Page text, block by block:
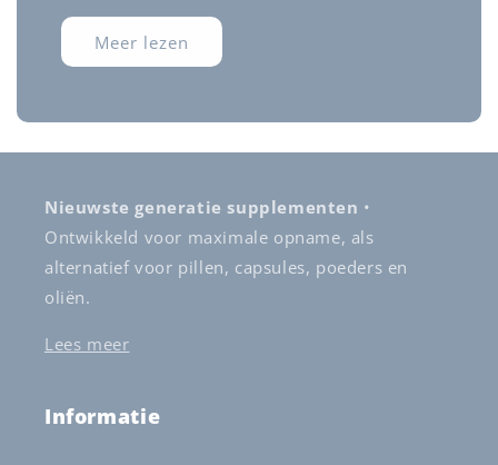
Meer lezen
Nieuwste generatie supplementen •
Ontwikkeld voor maximale opname, als
alternatief voor pillen, capsules, poeders en
oliën.
Lees meer
Informatie